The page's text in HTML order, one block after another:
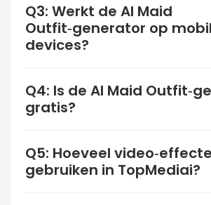
Q3: Werkt de AI Maid
Outfit‑generator op
devices?
Q4: Is de AI Maid
gratis?
Q5: Hoeveel
gebruiken in TopMediai?